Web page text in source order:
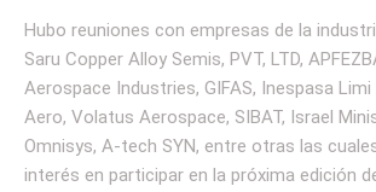
Hubo reuniones con empresas de la
Saru Copper Alloy Semis, PVT, LTD,
Aerospace Industries, GIFAS, Inespasa Limi
Aero, Volatus Aerospace, SIBAT, Israel
Omnisys, A-tech SYN, entre otras las
interés en participar en la próxima edición